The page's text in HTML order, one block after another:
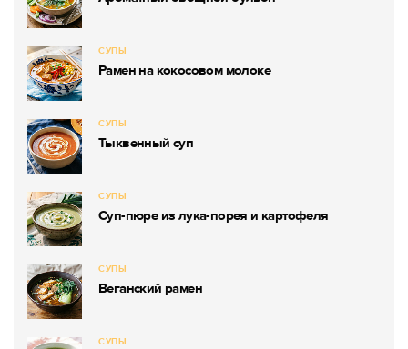
СУПЫ
Рамен на кокосовом молоке
СУПЫ
Тыквенный суп
СУПЫ
Суп-пюре из лука-порея и картофеля
СУПЫ
Веганский рамен
СУПЫ